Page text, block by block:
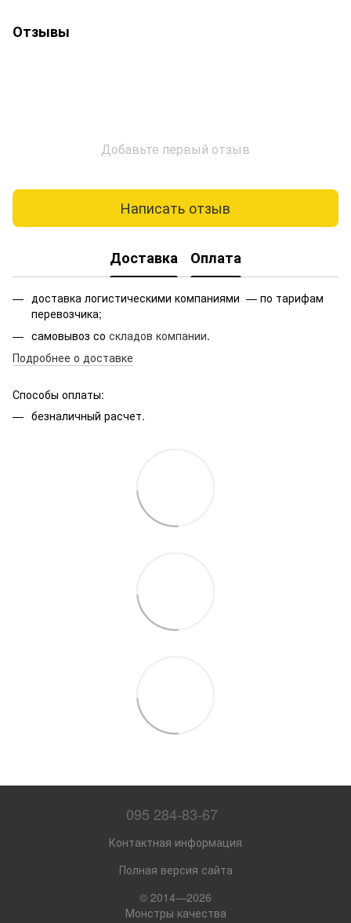
Отзывы
Добавьте первый отзыв
Написать отзыв
Доставка Оплата
доставка логистическими компаниями — по тарифам
перевозчика;
самовывоз со складов компании.
Подробнее о доставке
Способы оплаты:
безналичный расчет.
095 284-83-67
Контактная информация
Полная версия сайта
© 2014—2026
Монстры качества